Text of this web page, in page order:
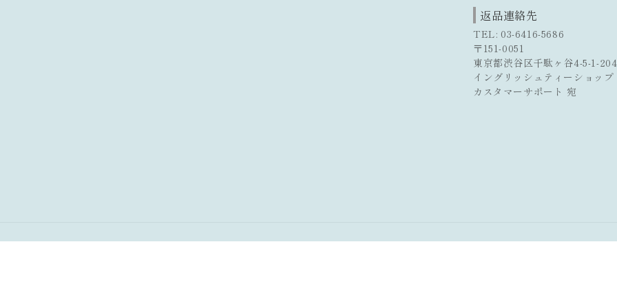
返品連絡先
TEL: 03-6416-5686
〒151-0051
東京都渋谷区千駄ヶ谷4-5-1-204
イングリッシュティーショップ
カスタマーサポート 宛